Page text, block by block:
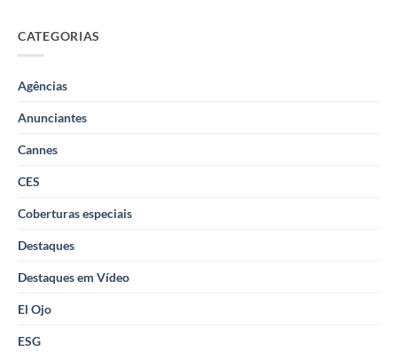
CATEGORIAS
Agências
Anunciantes
Cannes
CES
Coberturas especiais
Destaques
Destaques em Vídeo
El Ojo
ESG